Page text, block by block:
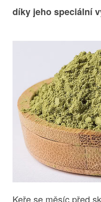
díky jeho speciální
Keře se měsíc před